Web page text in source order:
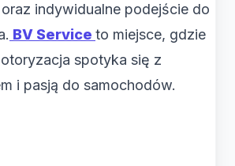
indywidualne podejście do
BV Service to miejsce, gdzie
spotyka się z
i pasją do samochodów.